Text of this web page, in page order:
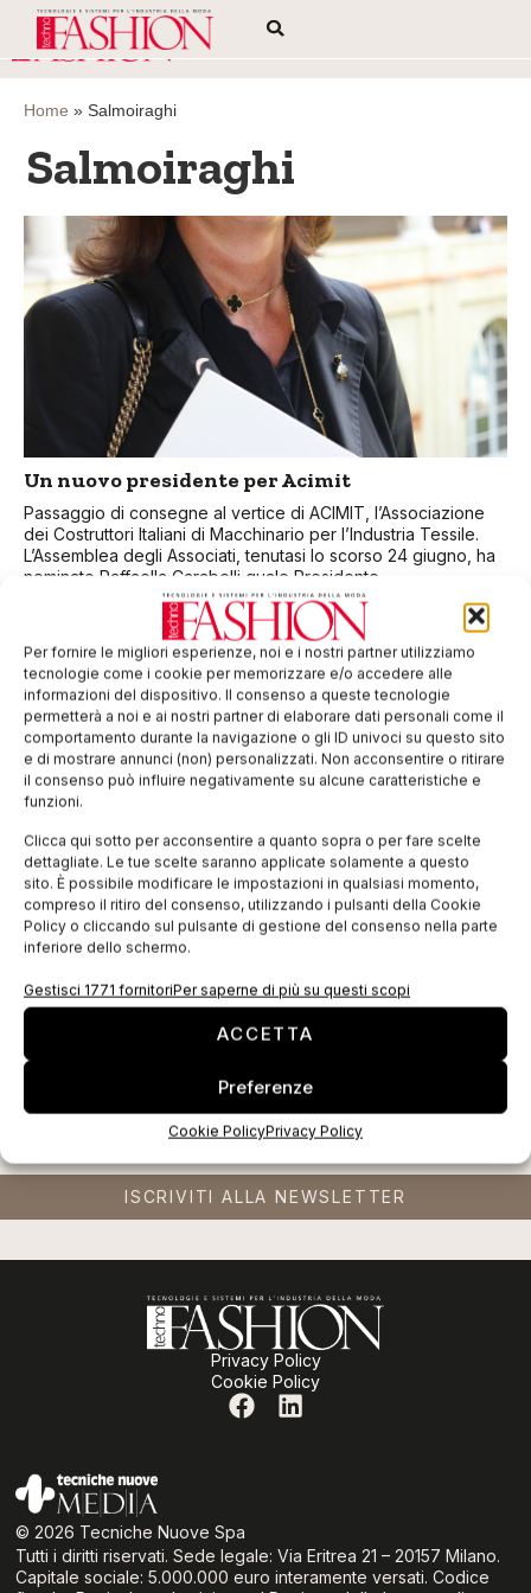
Per fornire le migliori esperienze, noi e i nostri partner utilizziamo
tecnologie come i cookie per memorizzare e/o accedere alle
informazioni del dispositivo. Il consenso a queste tecnologie
permetterà a noi e ai nostri partner di elaborare dati personali come il
comportamento durante la navigazione o gli ID univoci su questo sito
e di mostrare annunci (non) personalizzati. Non acconsentire o ritirare
il consenso può influire negativamente su alcune caratteristiche e
funzioni.
Clicca qui sotto per acconsentire a quanto sopra o per fare scelte
dettagliate. Le tue scelte saranno applicate solamente a questo
sito. È possibile modificare le impostazioni in qualsiasi momento,
compreso il ritiro del consenso, utilizzando i pulsanti della Cookie
Policy o cliccando sul pulsante di gestione del consenso nella parte
inferiore dello schermo.
Gestisci 1771 fornitoriPer saperne di più su questi scopi
ACCETTA
Preferenze
Cookie PolicyPrivacy Policy
Home » Salmoiraghi
Salmoiraghi
Un nuovo presidente per Acimit
Passaggio di consegne al vertice di ACIMIT, l’Associazione
dei Costruttori Italiani di Macchinario per l’Industria Tessile.
L’Assemblea degli Associati, tenutasi lo scorso 24 giugno, ha
nominato Raffaella Carabelli quale Presidente
Macchine tessili: recupera nel 2010 l’indice
degli ordini
Crescono del 4% gli ordini di macchine tessili nel IV trimestre
del 2010 (valore assoluto 159,4; base 2005 = 100), grazie
all’incremento del 2% sui mercati esteri (valore assoluto 172,1)
e del 28% sull’interno (127,8). Alla fine del IV trimestre 2010 Il
portafoglio ordini indica un lavoro assicurato per 4,2 mesi, in
linea con quanto evidenziato a settembre (4,5 mesi).
EDICOLA WEB
ISCRIVITI ALLA NEWSLETTER
Privacy Policy
Cookie Policy
© 2026 Tecniche Nuove Spa
Tutti i diritti riservati. Sede legale: Via Eritrea 21 – 20157 Milano.
Capitale sociale: 5.000.000 euro interamente versati. Codice